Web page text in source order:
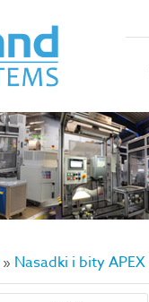
» Nasadki i bity APEX